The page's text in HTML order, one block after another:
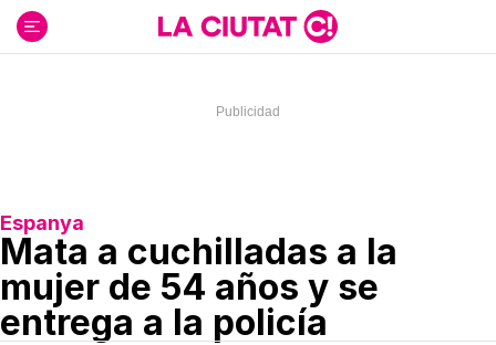
contenido
Espanya
Mata a cuchilladas a la
mujer de 54 años y se
entrega a la policía